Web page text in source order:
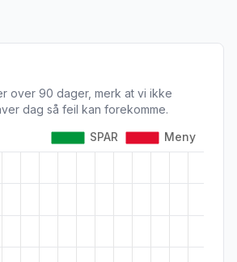
over 90 dager, merk at vi ikke
dag så feil kan forekomme.